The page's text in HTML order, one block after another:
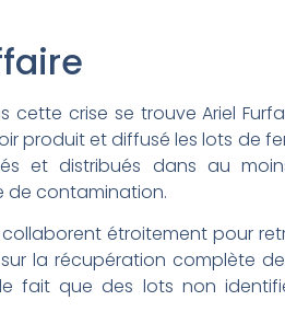
cette crise se trouve Ariel
produit et diffusé les lots de
et distribués dans au
de contamination.
étroitement pour
la récupération complète
fait que des lots non